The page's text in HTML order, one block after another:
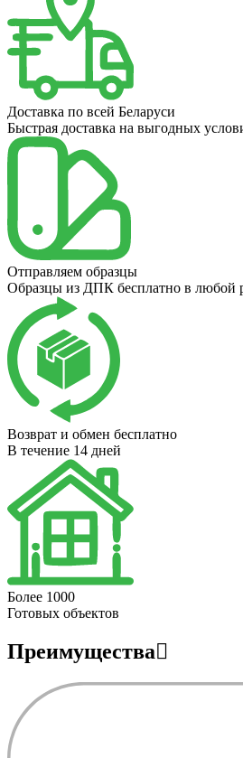
Доставка по всей Беларуси
Быстрая доставка на выгодных
Отправляем образцы
Образцы из ДПК бесплатно в любой
Возврат и обмен бесплатно
В течение 14 дней
Более 1000
Готовых объектов
Преимущества